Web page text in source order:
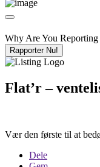
Why Are You Reporting
Rapporter Nu!
Flat’r –
Vær den første til at
Dele